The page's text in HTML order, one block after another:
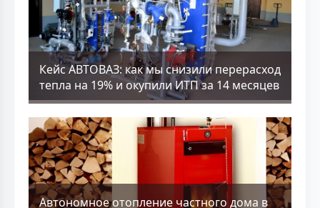
Кейс АВТОВАЗ: как мы снизили перерасход
тепла на 19% и окупили ИТП за 14 месяцев
Aвтономное отопление частного дома в